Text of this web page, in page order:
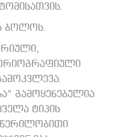
ბოლოს.
გამოყენებულია
ტიპის